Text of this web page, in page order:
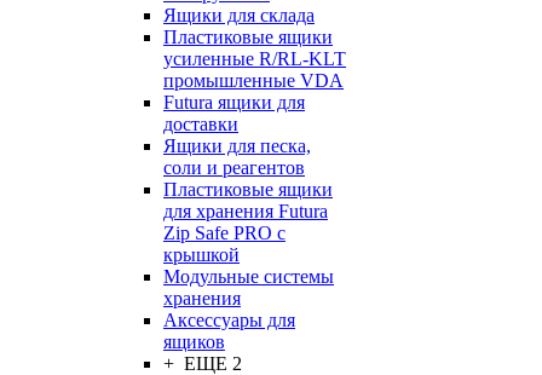
Ящики для склада
Пластиковые ящики
усиленные R/RL-KLT
промышленные VDA
Futura ящики для
доставки
Ящики для песка,
соли и реагентов
Пластиковые ящики
для хранения Futura
Zip Safe PRO с
крышкой
Модульные системы
хранения
Аксессуары для
ящиков
+ ЕЩЕ 2